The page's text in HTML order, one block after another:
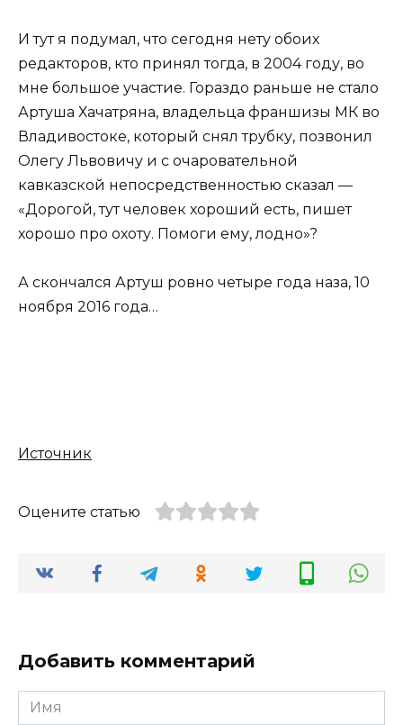
И тут я подумал, что сегодня нету обоих
редакторов, кто принял тогда, в 2004 году, во
мне большое участие. Гораздо раньше не стало
Артуша Хачатряна, владельца франшизы МК во
Владивостоке, который снял трубку, позвонил
Олегу Львовичу и с очаровательной
кавказской непосредственностью сказал —
«Дорогой, тут человек хороший есть, пишет
хорошо про охоту. Помоги ему, лодно»?
А скончался Артуш ровно четыре года наза, 10
ноября 2016 года…
Источник
Оцените статью
Добавить комментарий
Имя